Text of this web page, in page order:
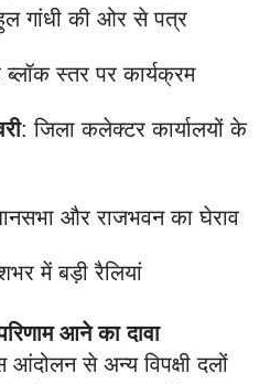
गांधी की ओर से पत्र
ब्लॉक स्तर पर कार्यक्रम
: जिला कलेक्टर कार्यालयों के
और राजभवन का घेराव
में बड़ी रैलियां
आने का दावा
से अन्य विपक्षी दलों